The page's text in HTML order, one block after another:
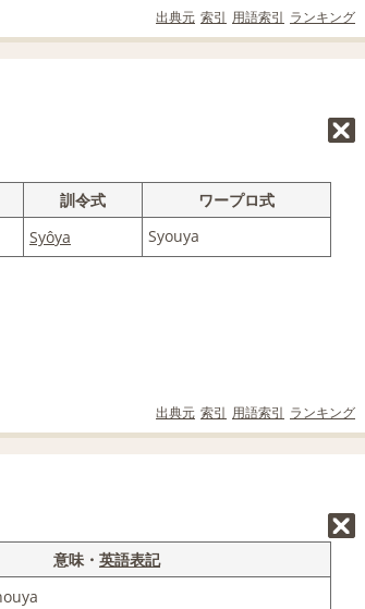
出典元 索引 用語索引 ランキング
訓令式
ワープロ式
Syôya Syouya
出典元 索引 用語索引 ランキング
意味・ 英語表記